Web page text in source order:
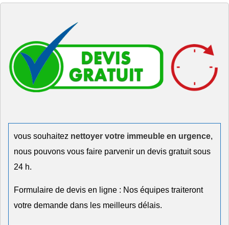
vous souhaitez nettoyer votre immeuble en urgence,
nous pouvons vous faire parvenir un devis gratuit sous
24 h.
Formulaire de devis en ligne : Nos équipes traiteront
votre demande dans les meilleurs délais.